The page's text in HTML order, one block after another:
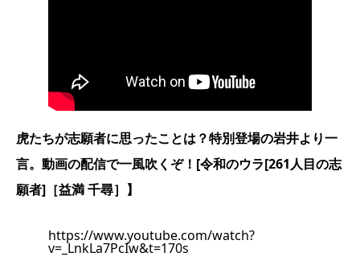
虎たちが志願者に思ったことは？特別登場の岩井より一
言。動画の配信で一風吹くぞ！[令和のウラ[261人目の志
願者]［益満 千尋］】
https://www.youtube.com/watch?
v=_LnkLa7PcIw&t=170s